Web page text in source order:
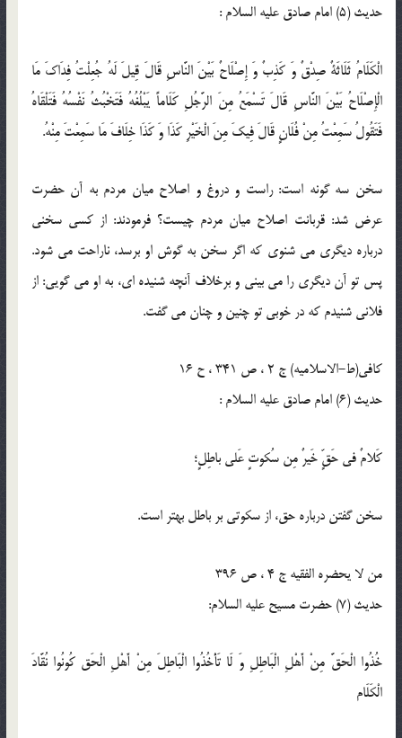
حدیث (5) امام صادق عليه السلام :
الْكَلَامُ ثَلَاثَةٌ صِدْقٌ وَ كَذِبٌ وَ إِصْلَاحٌ بَيْنَ النَّاسِ قَالَ قِيلَ لَهُ جُعِلْتُ فِدَاكَ مَا
الْإِصْلَاحُ بَيْنَ النَّاسِ قَالَ تَسْمَعُ مِنَ الرَّجُلِ كَلَاماً يَبْلُغُهُ فَتَخْبُثُ نَفْسُهُ فَتَلْقَاهُ
فَتَقُولُ سَمِعْتُ مِنْ فُلَانٍ قَالَ فِيكَ مِنَ الْخَيْرِ كَذَا وَ كَذَا خِلَافَ مَا سَمِعْتَ مِنْهُ.
سخن سه گونه است: راست و دروغ و اصلاح ميان مردم به آن حضرت
عرض شد: قربانت اصلاح ميان مردم چيست؟ فرمودند: از كسى سخنى
درباره ديگرى مى شنوى كه اگر سخن به گوش او برسد، ناراحت مى شود.
پس تو آن ديگرى را مى بينى و برخلاف آنچه شنيده اى، به او مى گويى: از
فلانى شنيدم كه در خوبى تو چنين و چنان مى گفت.
كافى(ط-الاسلامیه) ج 2 ، ص 341 ، ح 16
حدیث (6) امام صادق عليه السلام :
كَلامٌ فى حَقٍّ خَيرٌ مِن سُكوتٍ عَلى باطِلٍ؛
سخن گفتن درباره حق، از سكوتى بر باطل بهتر است.
من لا يحضره الفقيه ج 4 ، ص 396
حدیث (7) حضرت مسيح علیه السلام:
خُذُوا الْحَقَّ مِنْ أَهْلِ الْبَاطِلِ وَ لَا تَأْخُذُوا الْبَاطِلَ مِنْ أَهْلِ الْحَق‏ كُونُوا نُقَّادَ
الْكَلَام‏